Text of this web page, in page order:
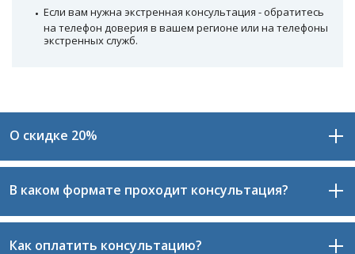
Если вам нужна экстренная консультация - обратитесь
на телефон доверия в вашем регионе или на телефоны
экстренных служб.
О скидке 20%
При записи через сайт вы получаете скидку 20% на
первую консультацию.
Также вы получаете гарантию от сайта: если
В каком формате проходит консультация?
Консультация проходит в формате видео-общения,
Как оплатить консультацию?